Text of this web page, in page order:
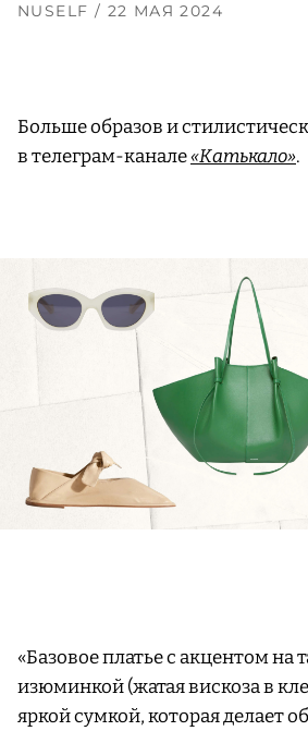
NUSELF / 22 МАЯ 2024
Больше образов и
в телеграм-канале«Катькало».
«Базовое платье с акцентом на
изюминкой (жатая вискоза в
яркой сумкой, которая делает